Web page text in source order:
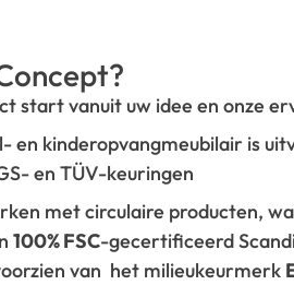
start vanuit uw idee en onze
en kinderopvangmeubilair is
en TÜV-keuringen
met circulaire producten,
100% FSC-gecertificeerd
van het milieukeurmerk